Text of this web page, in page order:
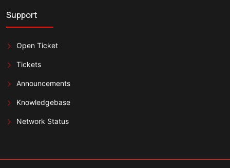
Support
Open Ticket
Tickets
Announcements
Knowledgebase
Network Status